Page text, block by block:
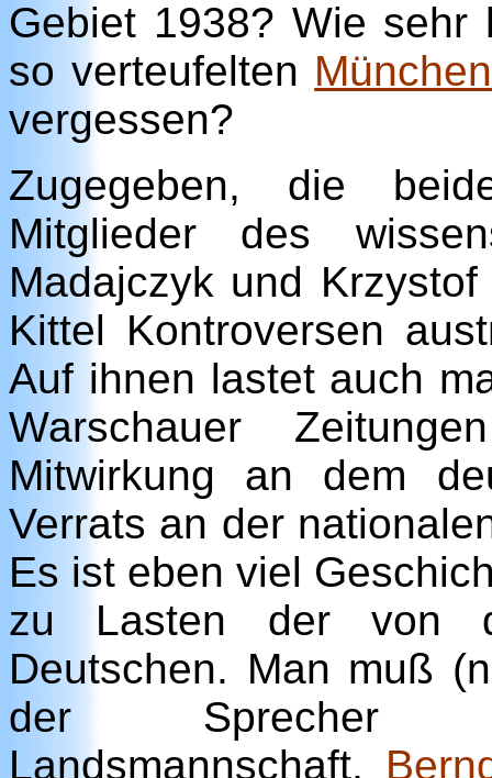
Gebiet 1938? Wie sehr
so verteufelten
vergessen?
Zugegeben, die
Mitglieder des
Madajczyk und
Kittel Kontroversen
Auf ihnen lastet auch
Warschauer
Mitwirkung an dem
Verrats an der
Es ist eben viel
zu Lasten der von
Deutschen. Man muß
der Sprecher
Landsmannschaft,